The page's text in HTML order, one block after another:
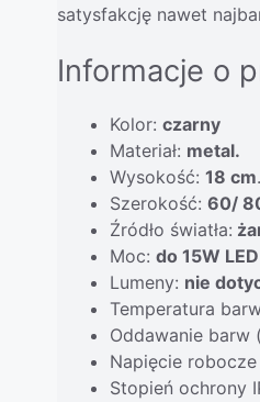
satysfakcję nawet
Informacje o
Kolor: czarny
Materiał: metal.
Wysokość: 18 cm.
Szerokość: 60/
Źródło światła:
Moc: do 15W
Lumeny: nie
Temperatura
Oddawanie barw
Napięcie robocze
Stopień ochrony